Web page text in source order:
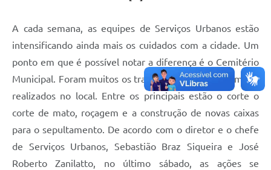
A cada semana, as equipes de Serviços Urbanos estão
intensificando ainda mais os cuidados com a cidade. Um
ponto em que é possível notar a diferença é o Cemitério
Municipal. Foram muitos os trabalhos que precisaram ser
realizados no local. Entre os principais estão o corte o
corte de mato, roçagem e a construção de novas caixas
para o sepultamento. De acordo com o diretor e o chefe
de Serviços Urbanos, Sebastião Braz Siqueira e José
Roberto Zanilatto, no último sábado, as ações se